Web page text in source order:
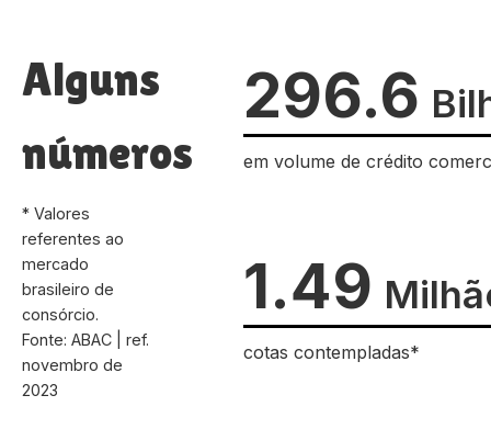
Alguns
números
* Valores
referentes ao
mercado
brasileiro de
consórcio.
Fonte: ABAC | ref.
novembro de
2023
296.6
em volume de crédito
1.49
cotas contempladas*